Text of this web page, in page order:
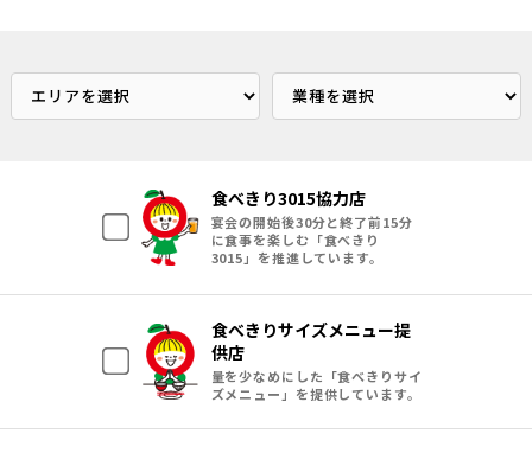
食べきり3015協力店
宴会の開始後30分と終了前15分
に食事を楽しむ「食べきり
3015」を推進しています。
食べきりサイズメニュー提
供店
量を少なめにした「食べきりサイ
ズメニュー」を提供しています。